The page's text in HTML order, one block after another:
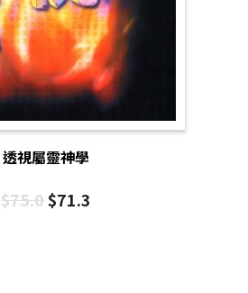
透視屬靈神學
$75.0$71.3